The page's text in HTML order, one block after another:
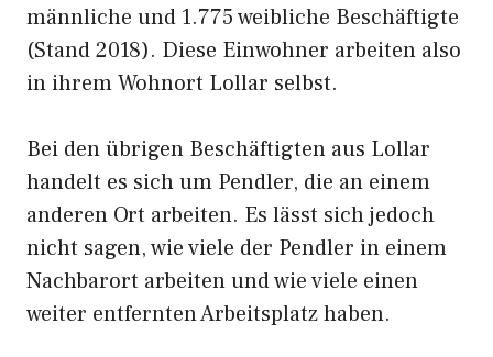
männliche und 1.775 weibliche Beschäftigte
(Stand 2018). Diese Einwohner arbeiten also
in ihrem Wohnort Lollar selbst.
Bei den übrigen Beschäftigten aus Lollar
handelt es sich um Pendler, die an einem
anderen Ort arbeiten. Es lässt sich jedoch
nicht sagen, wie viele der Pendler in einem
Nachbarort arbeiten und wie viele einen
weiter entfernten Arbeitsplatz haben.